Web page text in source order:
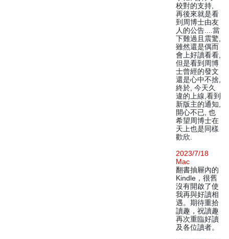
校對的支持,
再後來就是看
到周博士由友
人的公告....當
下難過且震驚,
雖然還是偶而
會上好讀看看,
但是看到周博
士曾經的發文
還是心中不捨,
終於, 今天久
違的上線,看到
新版主的通知,
開心不已, 也
希望周博士在
天上也是同樣
歡欣.
2023/7/18
Mac
翻書抽屜內的
Kindle，很舊
沒有開啟了使
我再與好讀相
遇。期待重拾
讀趣，祝讀趣
再次重臨好讀
及各位讀者。